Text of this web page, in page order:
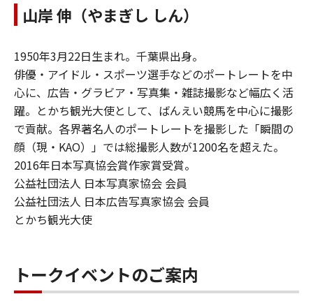
山岸 伸（やまぎし しん）
1950年3月22日生まれ。千葉県出身。
俳優・アイドル・スポーツ選手などのポートレートを中
心に、広告・グラビア・写真集・雑誌撮影など幅広く活
躍。とかち観光大使として、ばんえい競馬を中心に撮影
で貢献。各界著名人のポートレートを撮影した「瞬間の
顔（現・KAO）」では総撮影人数が1200名を超えた。
2016年日本写真協会賞作家賞受賞。
公益社団法人 日本写真家協会 会員
公益社団法人 日本広告写真家協会 会員
とかち観光大使
トークイベントのご案内